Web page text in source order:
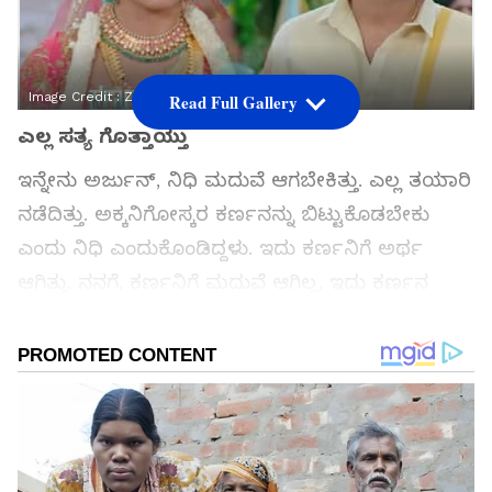
Image Credit :Zee Kannada
ಎಲ್ಲ ಸತ್ಯ ಗೊತ್ತಾಯ್ತು
ಇನ್ನೇನು ಅರ್ಜುನ್‌, ನಿಧಿ ಮದುವೆ ಆಗಬೇಕಿತ್ತು. ಎಲ್ಲ ತಯಾರಿ
ನಡೆದಿತ್ತು. ಅಕ್ಕನಿಗೋಸ್ಕರ ಕರ್ಣನನ್ನು ಬಿಟ್ಟುಕೊಡಬೇಕು
ಎಂದು ನಿಧಿ ಎಂದುಕೊಂಡಿದ್ದಳು. ಇದು ಕರ್ಣನಿಗೆ ಅರ್ಥ
ಎಲ್ಲರಿಗೂ ಹೇಳಿದ್ದಾಳೆ.
ಸಮಗ್ರ ಸುದ್ದಿ ಮೂಲವನ್ನಾಗಿ asianet suvarna news ಅನ್ನು
ಆಯ್ಕೆ ಮಾಡಿಕೊಳ್ಳಿ
Read Full Gallery